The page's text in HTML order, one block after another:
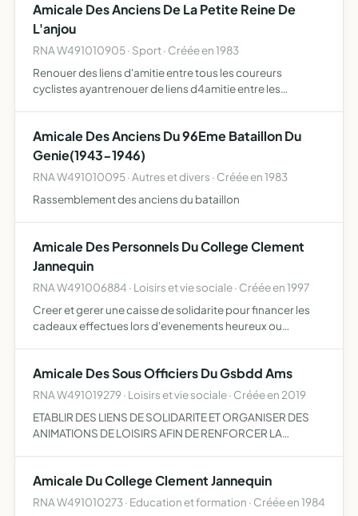
Amicale Des Anciens De La Petite Reine De
L'anjou
RNA W491010905 · Sport · Créée en 1983
Renouer des liens d'amitie entre tous les coureurs
cyclistes ayantrenouer de liens d4amitie entre les
Amicale Des Anciens Du 96Eme Bataillon Du
Genie(1943-1946)
RNA W491010095 · Autres et divers · Créée en 1983
Rassemblement des anciens du bataillon
Amicale Des Personnels Du College Clement
Jannequin
RNA W491006884 · Loisirs et vie sociale · Créée en 1997
Creer et gerer une caisse de solidarite pour financer les
cadeaux effectues lors d'evenements heureux ou
Amicale Des Sous Officiers Du Gsbdd Ams
RNA W491019279 · Loisirs et vie sociale · Créée en 2019
ETABLIR DES LIENS DE SOLIDARITE ET ORGANISER DES
ANIMATIONS DE LOISIRS AFIN DE RENFORCER LA
Amicale Du College Clement Jannequin
RNA W491010273 · Education et formation · Créée en 1984